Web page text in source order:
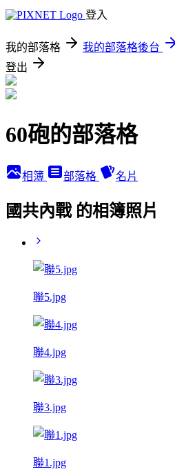
登入
我的部落格 我的部落格後台
登出
60砲的部落格
相簿 部落格 名片
國共內戰 的相簿照片
聯5.jpg
聯4.jpg
聯3.jpg
聯1.jpg